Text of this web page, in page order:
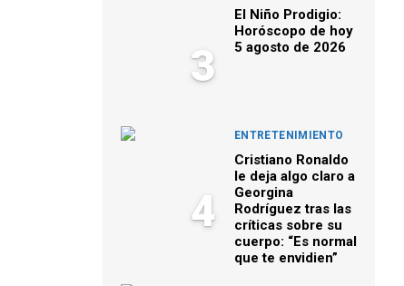
3
El Niño Prodigio:
Horóscopo de hoy
5 agosto de 2026
4
ENTRETENIMIENTO
Cristiano Ronaldo
le deja algo claro a
Georgina
Rodríguez tras las
críticas sobre su
cuerpo: “Es normal
que te envidien”